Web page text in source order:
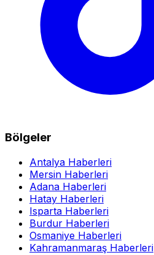
Bölgeler
Antalya Haberleri
Mersin Haberleri
Adana Haberleri
Hatay Haberleri
Isparta Haberleri
Burdur Haberleri
Osmaniye Haberleri
Kahramanmaraş Haberleri